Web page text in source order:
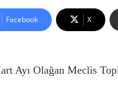
Facebook X
Ayı Olağan Meclis